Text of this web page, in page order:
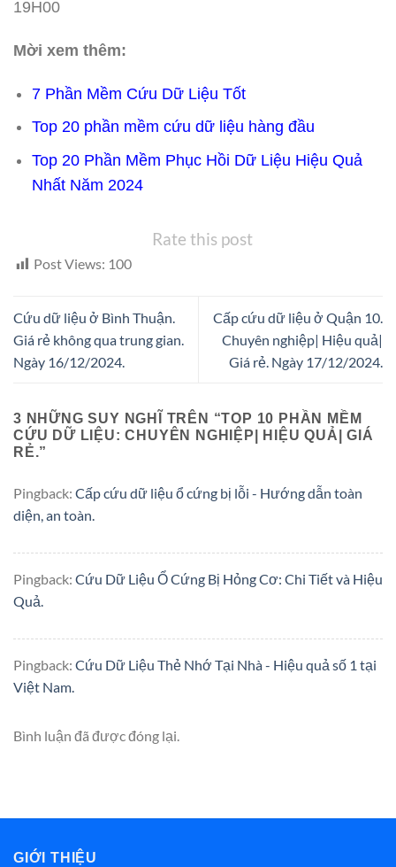
19H00
Mời xem thêm:
7 Phần Mềm Cứu Dữ Liệu Tốt
Top 20 phần mềm cứu dữ liệu hàng đầu
Top 20 Phần Mềm Phục Hồi Dữ Liệu Hiệu Quả
Nhất Năm 2024
Rate this post
Post Views: 100
Cứu dữ liệu ở Bình Thuận.
Giá rẻ không qua trung gian.
Ngày 16/12/2024.
Cấp cứu dữ liệu ở Quận 10.
Chuyên nghiệp| Hiệu quả|
Giá rẻ. Ngày 17/12/2024.
3 NHỮNG SUY NGHĨ TRÊN “TOP 10 PHẦN MỀM
CỨU DỮ LIỆU: CHUYÊN NGHIỆP| HIỆU QUẢ| GIÁ
RẺ.”
Pingback: Cấp cứu dữ liệu ổ cứng bị lỗi - Hướng dẫn toàn
diện, an toàn.
Pingback: Cứu Dữ Liệu Ổ Cứng Bị Hỏng Cơ: Chi Tiết và Hiệu
Quả.
Pingback: Cứu Dữ Liệu Thẻ Nhớ Tại Nhà - Hiệu quả số 1 tại
Việt Nam.
Bình luận đã được đóng lại.
GIỚI THIỆU